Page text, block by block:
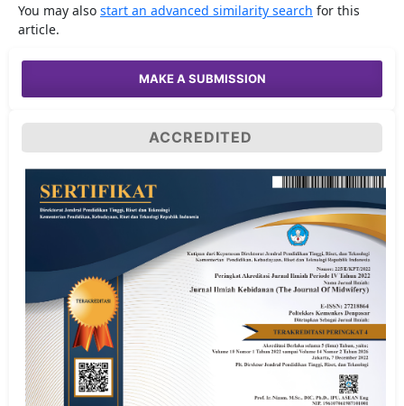
You may also start an advanced similarity search for this
article.
MAKE A SUBMISSION
ACCREDITED